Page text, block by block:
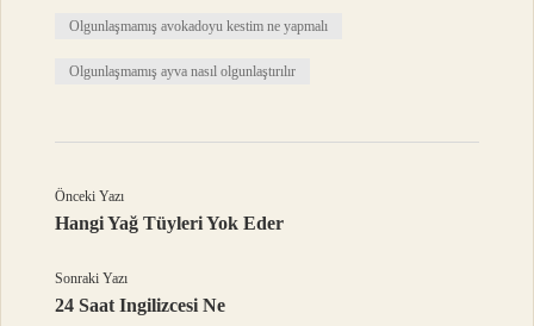
Olgunlaşmamış avokadoyu kestim ne yapmalı
Olgunlaşmamış ayva nasıl olgunlaştırılır
Önceki Yazı
Hangi Yağ Tüyleri Yok Eder
Sonraki Yazı
24 Saat Ingilizcesi Ne